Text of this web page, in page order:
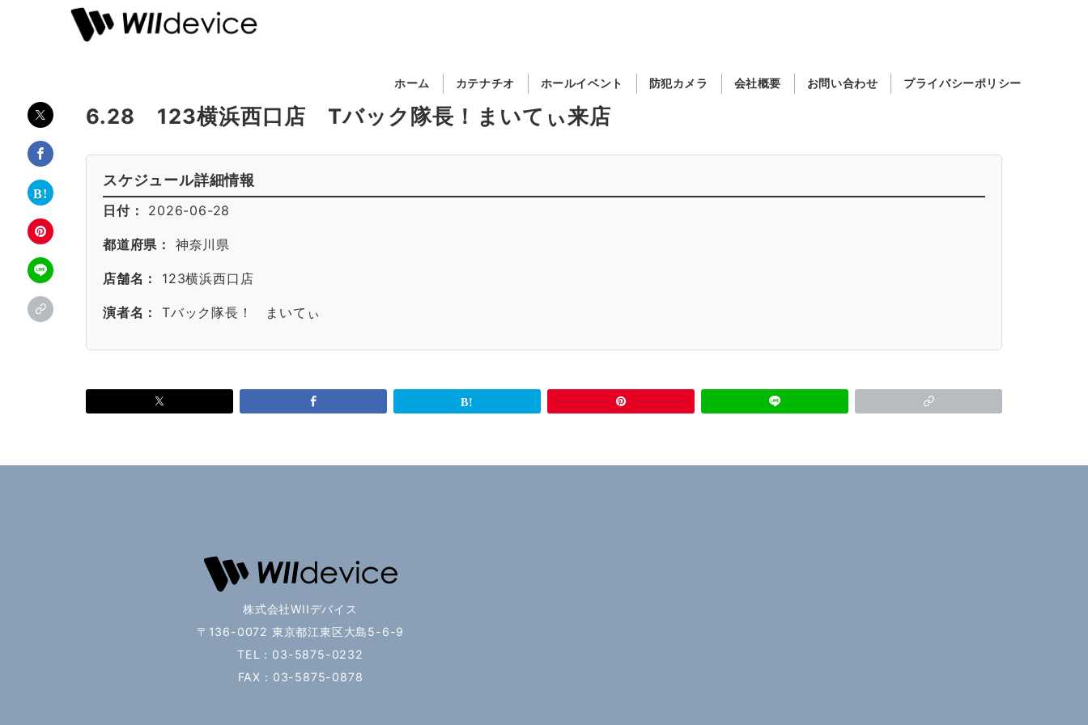
ホーム カテナチオ ホールイベント 防犯カメラ 会社概要 お問い合わせ プライバシーポリシー
6.28 123横浜西口店 Tバック隊長！まいてぃ来店
スケジュール詳細情報
日付： 2026-06-28
都道府県： 神奈川県
店舗名： 123横浜西口店
演者名： Tバック隊長！ まいてぃ
株式会社WIIデバイス
〒136-0072 東京都江東区大島5-6-9
TEL：03-5875-0232
FAX：03-5875-0878